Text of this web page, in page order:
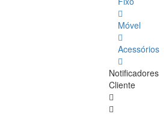
Móvel
Acessórios
Notificadores
Cliente